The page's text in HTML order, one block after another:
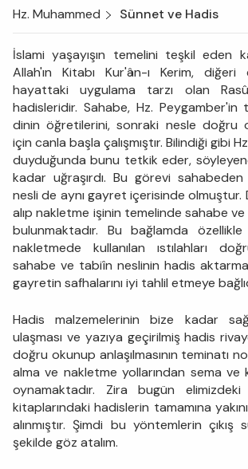
Hz. Muhammed
Sünnet ve Hadis
İslami yaşayışın temelini teşkil eden
Allah'ın Kitabı Kur'ân-ı Kerim,
hayattaki uygulama tarzı olan
hadisleridir. Sahabe, Hz.
dinin öğretilerini, son­raki nesle doğru
için canla başla çalışmıştır. Bilin­diği gibi
duyduğunda bunu tetkik eder,
kadar uğraşırdı. Bu görevi
nesli de aynı gayret içerisinde olmuştur.
alıp nak­letme işinin temelinde sahabe
bulunmaktadır. Bu bağlamda
nakletmede kullanılan ıstılahla­rı
sahabe ve tabiîn neslinin hadis
gayretin safhalarını iyi tahlil etmeye
Hadis malzemelerinin bize kadar
ulaşması ve yazıya geçirilmiş hadis
doğru okunup anlaşıl­masının teminatı
alma ve nakletme yollarından sema ve
oynamaktadır. Zira bugün
kitaplarındaki hadislerin tamamına
alınmıştır. Şimdi bu yöntemlerin çıkış
şekilde göz atalım.